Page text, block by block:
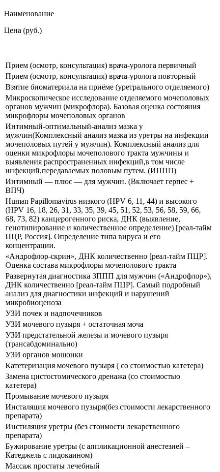
Наименование
Цена (руб.)
Прием (осмотр, консультация) врача-уролога первичный
Прием (осмотр, консультация) врача-уролога повторный
Взятие биоматериала на приёме (уретрального отделяемого)
Микроскопическое исследование отделяемого мочеполовых
органов мужчин (микрофлора). Базовая оценка состояния
микрофлоры мочеполовых органов
Интимный-оптимальный-анализ мазка у
мужчин(Комплексный анализ мазка из уретры на инфекции
мочеполовых путей у мужчин). Комплексный анализ для
оценки микрофлоры мочеполового тракта мужчины и
выявления распространенных инфекций,в том числе
инфекций,передаваемых половым путем. (ИППП)
Интимный — плюс — для мужчин. (Включает герпес +
ВПЧ)
Human Papillomavirus низкого (HPV 6, 11, 44) и высокого
(HPV 16, 18, 26, 31, 33, 35, 39, 45, 51, 52, 53, 56, 58, 59, 66,
68, 73, 82) канцерогенного риска, ДНК (выявление,
генотипирование и количественное определение) [реал-тайм
ПЦР, Россия]. Определение типа вируса и его
концентрации.
«Андрофлор-скрин», ДНК количественно [реал-тайм ПЦР].
Оценка состава микрофлоры мочеполового тракта
Развернутая диагностика ЗППП для мужчин («Андрофлор»),
ДНК количественно [реал-тайм ПЦР]. Самый подробный
анализ для диагностики инфекций и нарушений
микробиоценоза
УЗИ почек и надпочечников
УЗИ мочевого пузыря + остаточная моча
УЗИ предстательной железы и мочевого пузыря
(трансабдоминально)
УЗИ органов мошонки
Катетеризация мочевого пузыря ( со стоимостью катетера)
Замена цистостомического дренажа (со стоимостью
катетера)
Промывание мочевого пузыря
Инсталяция мочевого пузыря(без стоимости лекарственного
препарата)
Инстиляция уретры (без стоимости лекарственного
препарата)
Бужирование уретры (с аппликационной анестезией –
Катеджель с лидокаином)
Массаж простаты лечебный